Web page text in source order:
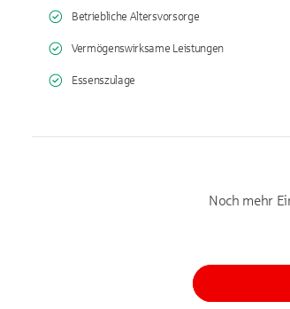
Betriebliche Altersvorsorge
Vermögenswirksame Leistungen
Essenszulage
Noch mehr